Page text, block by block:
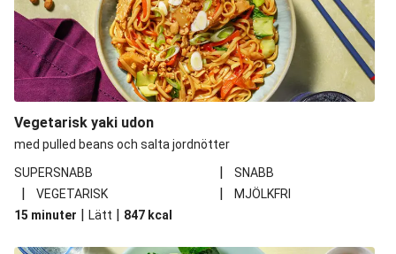
Vegetarisk yaki udon
med pulled beans och salta jordnötter
SUPERSNABB
| SNABB
| VEGETARISK |
MJÖLKFRI
15 minuter | Lätt | 847 kcal